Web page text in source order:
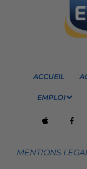
ACCUEIL
EMPLOI
MENTIONS